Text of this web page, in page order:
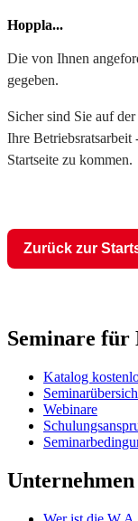
Hoppla...
Die von Ihnen
gegeben.
Sicher sind Sie auf
Ihre
Startseite zu kommen.
Zurück zur
Seminare für
Katalog
Webinare
Unternehmen